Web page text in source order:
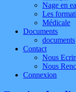
Nage en
Les
Médicale
Documents
documents
Contact
Nous
Nous
Connexion